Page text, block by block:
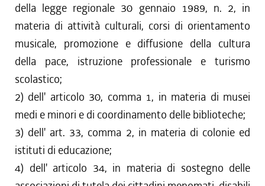
della legge regionale 30 gennaio 1989, n. 2, in
materia di attività culturali, corsi di orientamento
musicale, promozione e diffusione della cultura
della pace, istruzione professionale e turismo
scolastico;
2) dell' articolo 30, comma 1, in materia di musei
medi e minori e di coordinamento delle biblioteche;
3) dell' art. 33, comma 2, in materia di colonie ed
istituti di educazione;
4) dell' articolo 34, in materia di sostegno delle